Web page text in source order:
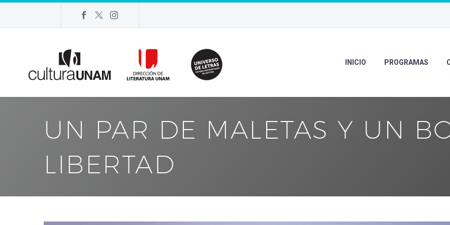
INICIO PROGRAMAS
UN PAR DE MALETAS Y UN
LIBERTAD